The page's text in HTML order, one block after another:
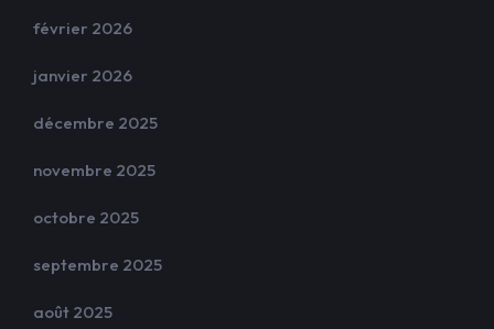
février 2026
janvier 2026
décembre 2025
novembre 2025
octobre 2025
septembre 2025
août 2025